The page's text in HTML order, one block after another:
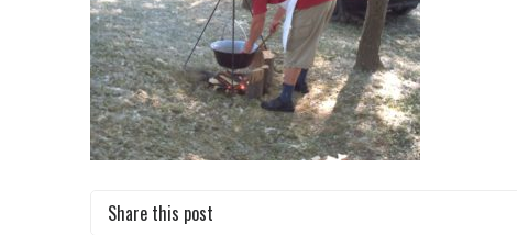
Share this post